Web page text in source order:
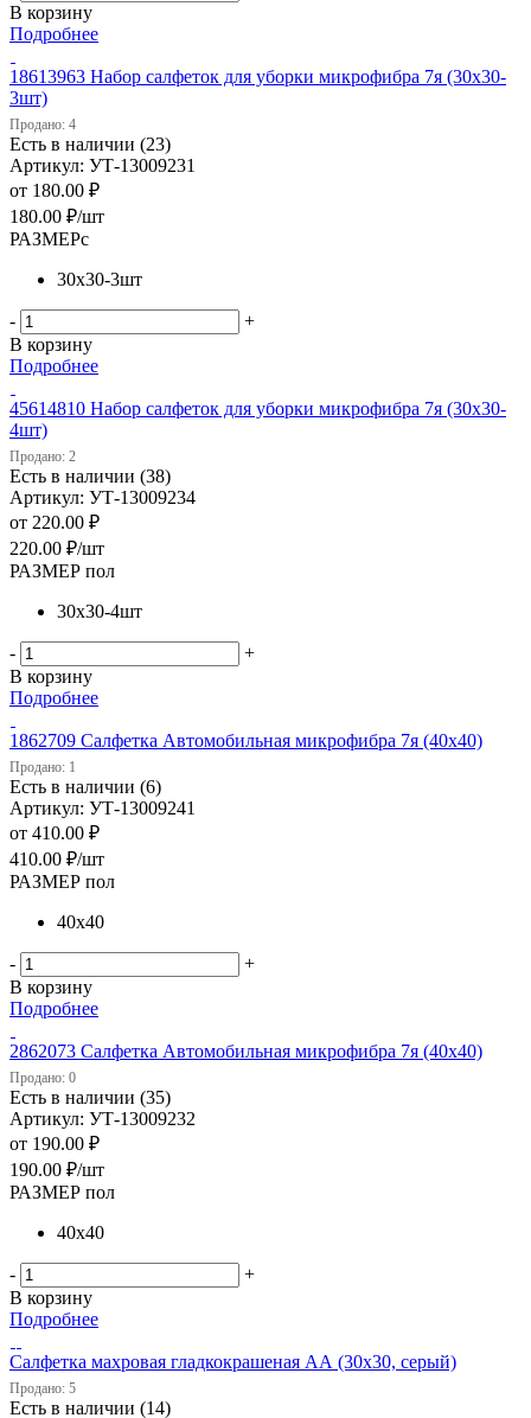
В корзину
Подробнее
18613963 Набор салфеток для уборки микрофибра 7я (30х30-
3шт)
Продано: 4
Есть в наличии (23)
Артикул: УТ-13009231
от 180.00 ₽
180.00 ₽/шт
РАЗМЕРс
30х30-3шт
-
+
В корзину
Подробнее
45614810 Набор салфеток для уборки микрофибра 7я (30х30-
4шт)
Продано: 2
Есть в наличии (38)
Артикул: УТ-13009234
от 220.00 ₽
220.00 ₽/шт
РАЗМЕР пол
30х30-4шт
-
+
В корзину
Подробнее
1862709 Салфетка Автомобильная микрофибра 7я (40х40)
Продано: 1
Есть в наличии (6)
Артикул: УТ-13009241
от 410.00 ₽
410.00 ₽/шт
РАЗМЕР пол
40х40
-
+
В корзину
Подробнее
2862073 Салфетка Автомобильная микрофибра 7я (40х40)
Продано: 0
Есть в наличии (35)
Артикул: УТ-13009232
от 190.00 ₽
190.00 ₽/шт
РАЗМЕР пол
40х40
-
+
В корзину
Подробнее
Салфетка махровая гладкокрашеная АА (30х30, серый)
Продано: 5
Есть в наличии (14)